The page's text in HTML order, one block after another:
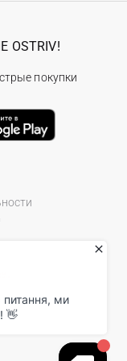
Reserved.
покупки